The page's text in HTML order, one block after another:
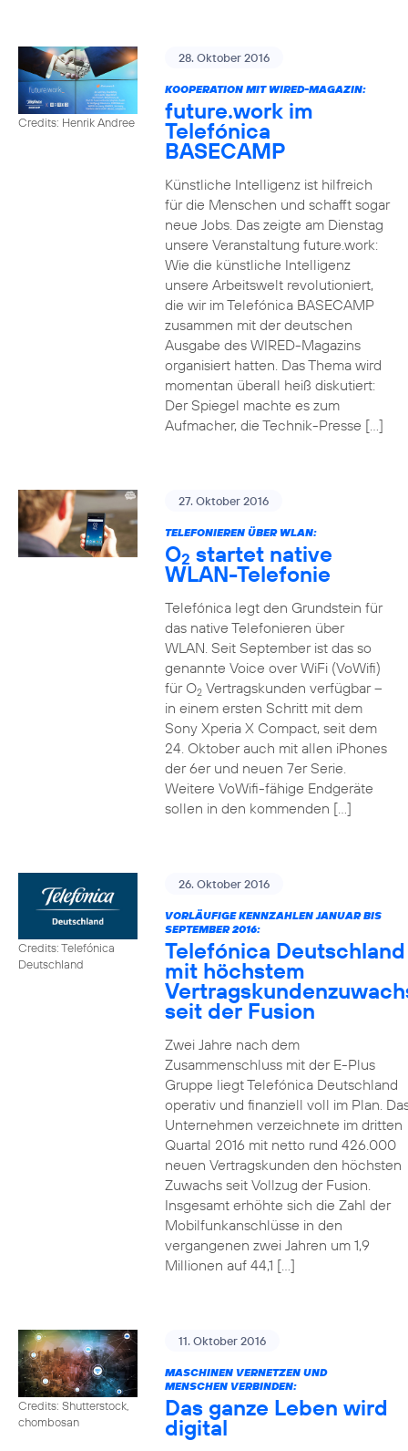
Credits: Henrik Andree
28. Oktober 2016
KOOPERATION MIT WIRED-MAGAZIN:
future.work im
Telefónica
BASECAMP
Künstliche Intelligenz ist hilfreich
für die Menschen und schafft sogar
neue Jobs. Das zeigte am Dienstag
unsere Veranstaltung future.work:
Wie die künstliche Intelligenz
unsere Arbeitswelt revolutioniert,
die wir im Telefónica BASECAMP
zusammen mit der deutschen
Ausgabe des WIRED-Magazins
organisiert hatten. Das Thema wird
momentan überall heiß diskutiert:
Der Spiegel machte es zum
Aufmacher, die Technik-Presse […]
27. Oktober 2016
TELEFONIEREN ÜBER WLAN:
O2 startet native
WLAN-Telefonie
Telefónica legt den Grundstein für
das native Telefonieren über
WLAN. Seit September ist das so
genannte Voice over WiFi (VoWifi)
für O2Vertragskunden verfügbar –
in einem ersten Schritt mit dem
Sony Xperia X Compact, seit dem
24. Oktober auch mit allen iPhones
der 6er und neuen 7er Serie.
Weitere VoWifi-fähige Endgeräte
sollen in den kommenden […]
Credits: Telefónica
Deutschland
26. Oktober 2016
VORLÄUFIGE KENNZAHLEN JANUAR BIS
SEPTEMBER 2016:
Telefónica Deutschland
mit höchstem
seit der Fusion
Zwei Jahre nach dem
Zusammenschluss mit der E-Plus
Gruppe liegt Telefónica Deutschland
operativ und finanziell voll im Plan.
Unternehmen verzeichnete im dritten
Quartal 2016 mit netto rund 426.000
neuen Vertragskunden den höchsten
Zuwachs seit Vollzug der Fusion.
Insgesamt erhöhte sich die Zahl der
Mobilfunkanschlüsse in den
vergangenen zwei Jahren um 1,9
Millionen auf 44,1 […]
Credits: Shutterstock,
chombosan
11. Oktober 2016
MASCHINEN VERNETZEN UND
MENSCHEN VERBINDEN:
Das ganze Leben wird
digital